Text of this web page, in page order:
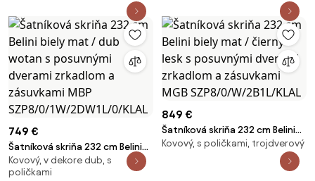
posuvnými dverami zrkadlom a
zásuvkami MGB
SZP8/0/W/2S1L/KLAL
749 €
Šatníková skriňa 232 cm Belini
biely mat / dub wotan s
posuvnými dverami zrkadlom a
Kovový, v dekore dub, s
poličkami
849 €
Šatníková skriňa 232 cm Belini
biely mat / čierny lesk s
posuvnými dverami zrkadlom a
Kovový, s poličkami, trojdverový